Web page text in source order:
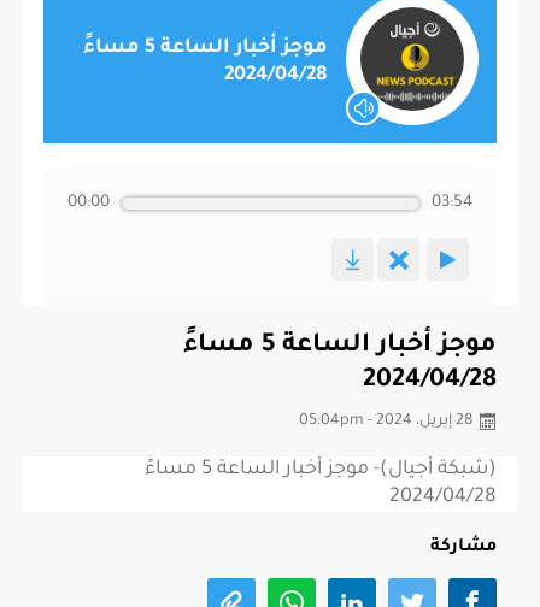
موجز أخبار الساعة 5 مساءً
2024/04/28
00:00 03:54
موجز أخبار الساعة 5 مساءً
2024/04/28
28 إبريل، 2024 - 05:04pm
(شبكة أجيال)- موجز أخبار الساعة 5 مساءً
2024/04/28
مشاركة